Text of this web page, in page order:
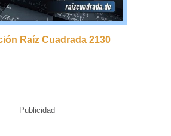
Raíz Cuadrada 2130
Publicidad